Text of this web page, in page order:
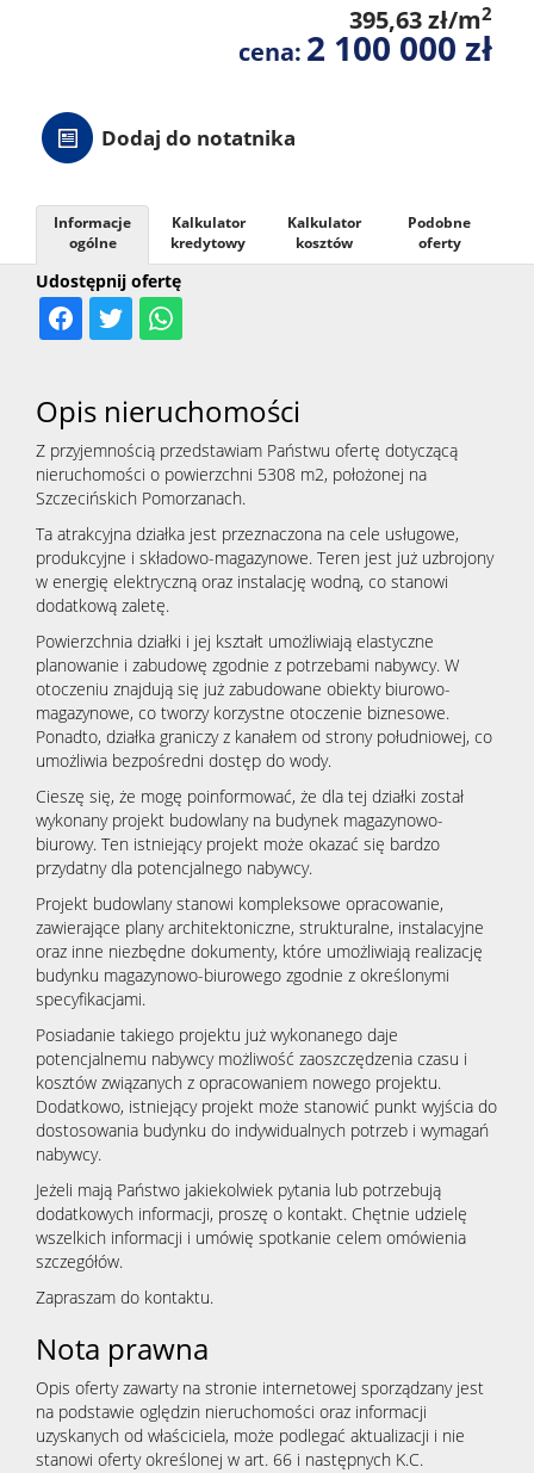
Obiekty
395,63 zł/m2
cena: 2 100 000 zł
Dodaj do notatnika
Udostępnij ofertę
Informacje
ogólne
Kalkulator
kredytowy
Kalkulator
kosztów
Podobne
oferty
Opis nieruchomości
Z przyjemnością przedstawiam Państwu ofertę dotyczącą
nieruchomości o powierzchni 5308 m2, położonej na
Szczecińskich Pomorzanach.
Ta atrakcyjna działka jest przeznaczona na cele usługowe,
produkcyjne i składowo-magazynowe. Teren jest już uzbrojony
w energię elektryczną oraz instalację wodną, co stanowi
dodatkową zaletę.
Powierzchnia działki i jej kształt umożliwiają elastyczne
planowanie i zabudowę zgodnie z potrzebami nabywcy. W
otoczeniu znajdują się już zabudowane obiekty biurowo-
magazynowe, co tworzy korzystne otoczenie biznesowe.
Ponadto, działka graniczy z kanałem od strony południowej, co
umożliwia bezpośredni dostęp do wody.
Cieszę się, że mogę poinformować, że dla tej działki został
wykonany projekt budowlany na budynek magazynowo-
biurowy. Ten istniejący projekt może okazać się bardzo
przydatny dla potencjalnego nabywcy.
Projekt budowlany stanowi kompleksowe opracowanie,
zawierające plany architektoniczne, strukturalne, instalacyjne
oraz inne niezbędne dokumenty, które umożliwiają realizację
budynku magazynowo-biurowego zgodnie z określonymi
specyfikacjami.
Posiadanie takiego projektu już wykonanego daje
potencjalnemu nabywcy możliwość zaoszczędzenia czasu i
kosztów związanych z opracowaniem nowego projektu.
Dodatkowo, istniejący projekt może stanowić punkt wyjścia do
dostosowania budynku do indywidualnych potrzeb i wymagań
nabywcy.
Jeżeli mają Państwo jakiekolwiek pytania lub potrzebują
dodatkowych informacji, proszę o kontakt. Chętnie udzielę
wszelkich informacji i umówię spotkanie celem omówienia
szczegółów.
Zapraszam do kontaktu.
Nota prawna
Opis oferty zawarty na stronie internetowej sporządzany jest
na podstawie oględzin nieruchomości oraz informacji
uzyskanych od właściciela, może podlegać aktualizacji i nie
stanowi oferty określonej w art. 66 i następnych K.C.